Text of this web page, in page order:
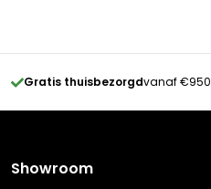
Gratis thuisbezorgdvanaf €950
Showroom